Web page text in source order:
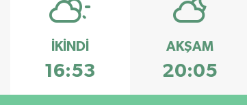
İKINDI
16:53
AKŞAM
20:05